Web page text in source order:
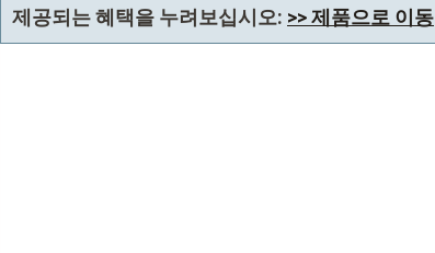
제공되는 혜택을 누려보십시오: >> 제품으로 이동